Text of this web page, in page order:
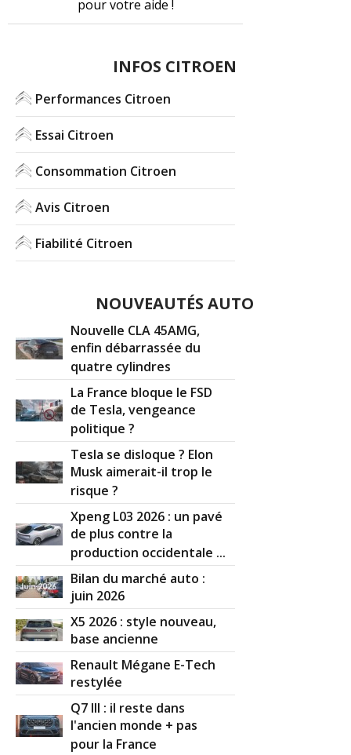
pour votre aide !
INFOS CITROEN
Performances Citroen
Essai Citroen
Consommation Citroen
Avis Citroen
Fiabilité Citroen
NOUVEAUTÉS AUTO
Nouvelle CLA 45AMG,
enfin débarrassée du
quatre cylindres
La France bloque le FSD
de Tesla, vengeance
politique ?
Tesla se disloque ? Elon
Musk aimerait-il trop le
risque ?
Xpeng L03 2026 : un pavé
de plus contre la
production occidentale ...
Bilan du marché auto :
juin 2026
X5 2026 : style nouveau,
base ancienne
Renault Mégane E-Tech
restylée
Q7 III : il reste dans
l'ancien monde + pas
pour la France